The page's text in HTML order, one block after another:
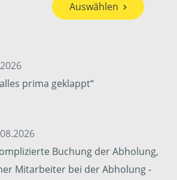
Auswählen
prima geklappt“
Buchung der Abholung,
Mitarbeiter bei der Abholung -